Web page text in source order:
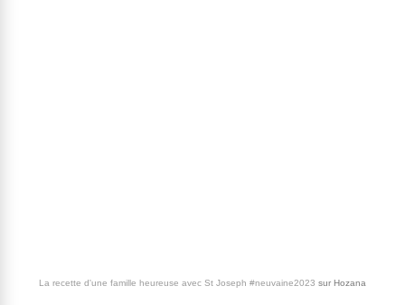
La recette d'une famille heureuse avec St Joseph #neuvaine2023 sur Hozana